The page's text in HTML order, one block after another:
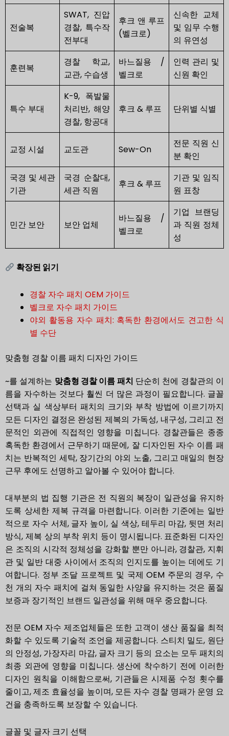
전술복
SWAT, 진압
경찰, 특수작
전부대
후크 앤 루프
(벨크로)
신속한 교체
및 임무 수행
의 유연성
훈련복
경찰 학교,
교관, 수습생
바느질용 /
벨크로
인력 관리 및
신원 확인
특수 부대
K-9, 폭발물
처리반, 해양
경찰, 항공대
후크 & 루프 단위별 식별
교정 시설 교도관 Sew-On
전문 직원 신
분 확인
국경 및 세관
기관
국경 순찰대,
세관 직원
후크 & 루프
기관 및 임직
원 표창
민간 보안 보안 업체
바느질용 /
벨크로
기업 브랜딩
과 직원 정체
성
확장된 읽기
경찰 자수 패치 OEM 가이드
벨크로 자수 패치 가이드
야외 활동용 자수 패치: 혹독한 환경에서도 견고한 식
별 수단
맞춤형 경찰 이름 패치 디자인 가이드
~를 설계하는 맞춤형 경찰 이름 패치 단순히 천에 경찰관의 이
름을 자수하는 것보다 훨씬 더 많은 과정이 필요합니다. 글꼴
선택과 실 색상부터 패치의 크기와 부착 방법에 이르기까지
모든 디자인 결정은 완성된 제복의 가독성, 내구성, 그리고 전
문적인 외관에 직접적인 영향을 미칩니다. 경찰관들은 종종
혹독한 환경에서 근무하기 때문에, 잘 디자인된 자수 이름 패
치는 반복적인 세탁, 장기간의 야외 노출, 그리고 매일의 현장
근무 후에도 선명하고 알아볼 수 있어야 합니다.
대부분의 법 집행 기관은 전 직원의 복장이 일관성을 유지하
도록 상세한 제복 규격을 마련합니다. 이러한 기준에는 일반
적으로 자수 서체, 글자 높이, 실 색상, 테두리 마감, 뒷면 처리
방식, 제복 상의 부착 위치 등이 명시됩니다. 표준화된 디자인
은 조직의 시각적 정체성을 강화할 뿐만 아니라, 경찰관, 지휘
관 및 일반 대중 사이에서 조직의 인지도를 높이는 데에도 기
여합니다. 정부 조달 프로젝트 및 국제 OEM 주문의 경우, 수
천 개의 자수 패치에 걸쳐 동일한 사양을 유지하는 것은 품질
보증과 장기적인 브랜드 일관성을 위해 매우 중요합니다.
전문 OEM 자수 제조업체들은 또한 고객이 생산 품질을 최적
화할 수 있도록 기술적 조언을 제공합니다. 스티치 밀도, 원단
의 안정성, 가장자리 마감, 글자 크기 등의 요소는 모두 패치의
최종 외관에 영향을 미칩니다. 생산에 착수하기 전에 이러한
디자인 원칙을 이해함으로써, 기관들은 시제품 수정 횟수를
줄이고, 제조 효율성을 높이며, 모든 자수 경찰 명패가 운영 요
건을 충족하도록 보장할 수 있습니다.
글꼴 및 글자 크기 선택